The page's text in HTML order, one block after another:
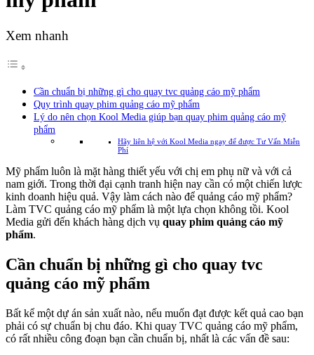
Xem nhanh
Cần chuẩn bị những gì cho quay tvc quảng cáo mỹ phẩm
Quy trình quay phim quảng cáo mỹ phẩm
Lý do nên chọn Kool Media giúp bạn quay phim quảng cáo mỹ
phẩm
Hãy liên hệ với Kool Media ngay để được Tư Vấn Miễn
Phí
Mỹ phẩm luôn là mặt hàng thiết yếu với chị em phụ nữ và với cả
nam giới. Trong thời đại cạnh tranh hiện nay cần có một chiến lược
kinh doanh hiệu quả. Vậy làm cách nào để quảng cáo mỹ phẩm?
Làm TVC quảng cáo mỹ phẩm là một lựa chọn không tồi. Kool
Media gửi đến khách hàng dịch vụ quay phim quảng cáo mỹ
phẩm.
Cần chuẩn bị những gì cho quay tvc
quảng cáo mỹ phẩm
Bất kể một dự án sản xuất nào, nếu muốn đạt được kết quả cao bạn
phải có sự chuẩn bị chu đáo. Khi quay TVC quảng cáo mỹ phẩm,
có rất nhiều công đoạn bạn cần chuẩn bị, nhất là các vấn đề sau: